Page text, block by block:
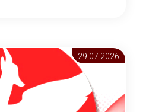
29.07 2026